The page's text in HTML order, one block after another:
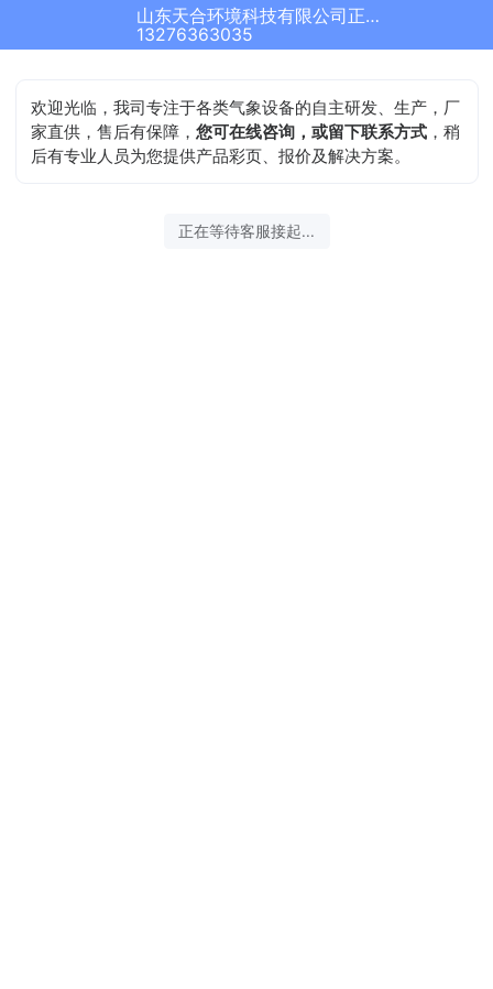
山东天合环境科技有限公司正在为您服务
13276363035
欢迎光临，我司专注于各类气象设备的自主研发、生产，厂
家直供，售后有保障，您可在线咨询，或留下联系方式 ，稍
后有专业人员为您提供产品彩页、报价及解决方案。
正在等待客服接起...